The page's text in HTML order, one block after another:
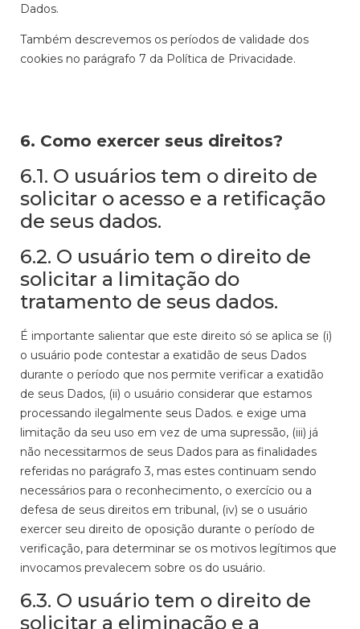
Dados.
Também descrevemos os períodos de validade dos
cookies no parágrafo 7 da Política de Privacidade.
6. Como exercer seus direitos?
6.1. O usuários tem o direito de
solicitar o acesso e a retificação
de seus dados.
6.2. O usuário tem o direito de
solicitar a limitação do
tratamento de seus dados.
É importante salientar que este direito só se aplica se (i)
o usuário pode contestar a exatidão de seus Dados
durante o período que nos permite verificar a exatidão
de seus Dados, (ii) o usuário considerar que estamos
processando ilegalmente seus Dados. e exige uma
limitação da seu uso em vez de uma supressão, (iii) já
não necessitarmos de seus Dados para as finalidades
referidas no parágrafo 3, mas estes continuam sendo
necessários para o reconhecimento, o exercício ou a
defesa de seus direitos em tribunal, (iv) se o usuário
exercer seu direito de oposição durante o período de
verificação, para determinar se os motivos legítimos que
invocamos prevalecem sobre os do usuário.
6.3. O usuário tem o direito de
solicitar a eliminação e a